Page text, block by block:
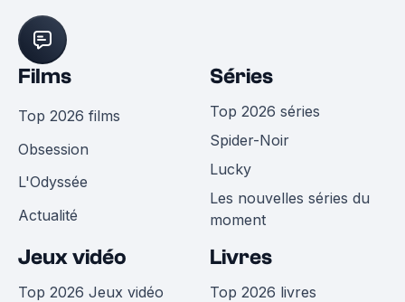
Films
Top 2026 films
Obsession
L'Odyssée
Actualité
Séries
Top 2026 séries
Spider-Noir
Lucky
Les nouvelles séries du
moment
Jeux vidéo
Top 2026 Jeux vidéo
Livres
Top 2026 livres